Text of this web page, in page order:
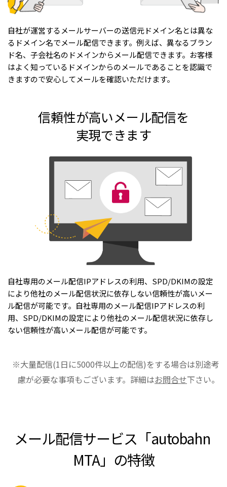
自社が運営するメールサーバーの送信元ドメイン名とは異な
るドメイン名でメール配信できます。例えば、異なるブラン
ド名、子会社名のドメインからメール配信できます。お客様
はよく知っているドメインからのメールであることを認識で
きますので安心してメールを確認いただけます。
信頼性が高いメール配信を
実現できます
自社専用のメール配信IPアドレスの利用、SPD/DKIMの設定
により他社のメール配信状況に依存しない信頼性が高いメー
ル配信が可能です。自社専用のメール配信IPアドレスの利
用、SPD/DKIMの設定により他社のメール配信状況に依存し
ない信頼性が高いメール配信が可能です。
※大量配信(1日に5000件以上の配信)をする場合は別途考
慮が必要な事項もございます。詳細はお問合せ下さい。
メール配信サービス「autobahn
MTA」の特徴